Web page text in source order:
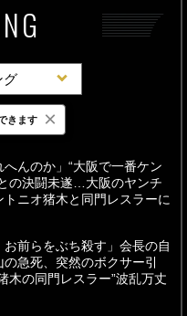
グ
週間
へんのか」“大阪で一番ケン
の決闘未遂…大阪のヤンチ
トニオ猪木と同門レスラーに
お前らをぶち殺す」会長の自
急死、突然のボクサー引
木の同門レスラー”波乱万丈
きます ×